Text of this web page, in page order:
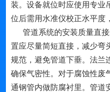
装。设备就位时应使用专业
位后需用水准仪校正水平度
管道系统的安装质量直接
置应尽量简短直接，减少弯
规范，避免管道下垂。法兰
确保气密性。对于腐蚀性废
通钢管内做防腐衬里。管道